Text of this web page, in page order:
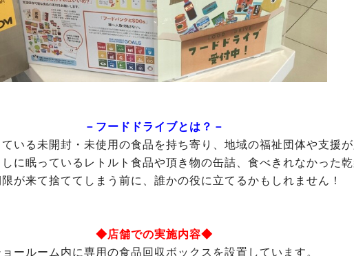
－フードドライブとは？－
いる未開封・未使用の食品を持ち寄り、地域の福祉団体や支援
に眠っているレトルト食品や頂き物の缶詰、食べきれなかった
が来て捨ててしまう前に、誰かの役に立てるかもしれません！
◆店舗での実施内容◆
ールーム内に専用の食品回収ボックスを設置しています。